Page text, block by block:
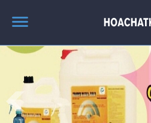
TRANG CHỦ
GIỚI THIỆU
THÔNG TIN SẢN PHẨM